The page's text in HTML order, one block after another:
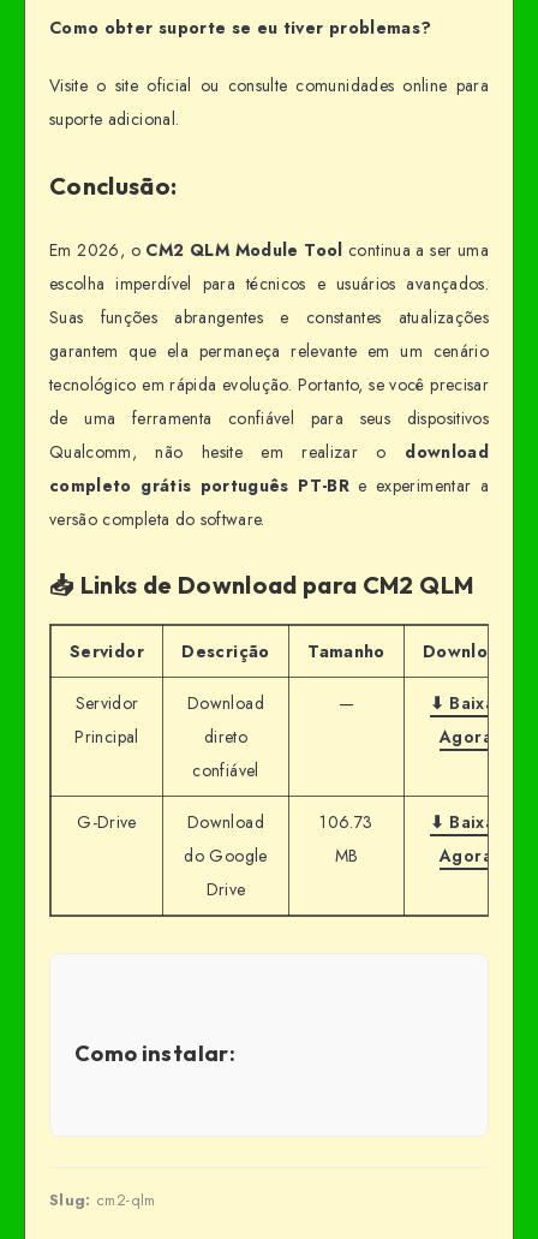
Como obter suporte se eu tiver problemas?
Visite o site oficial ou consulte comunidades online para
suporte adicional.
Conclusão:
Em 2026, o CM2 QLM Module Tool continua a ser uma
escolha imperdível para técnicos e usuários avançados.
Suas funções abrangentes e constantes atualizações
garantem que ela permaneça relevante em um cenário
tecnológico em rápida evolução. Portanto, se você precisar
de uma ferramenta confiável para seus dispositivos
Qualcomm, não hesite em realizar o download
completo grátis português PT-BRe experimentar a
versão completa do software.
📥 Links de Download para CM2 QLM
Servidor Descrição Tamanho Download
Servidor
Principal
Download
direto
confiável
—
⬇ Baixar
Agora
G-Drive
Download
do Google
Drive
106.73
MB
⬇ Baixar
Agora
Como instalar:
Slug: cm2-qlm